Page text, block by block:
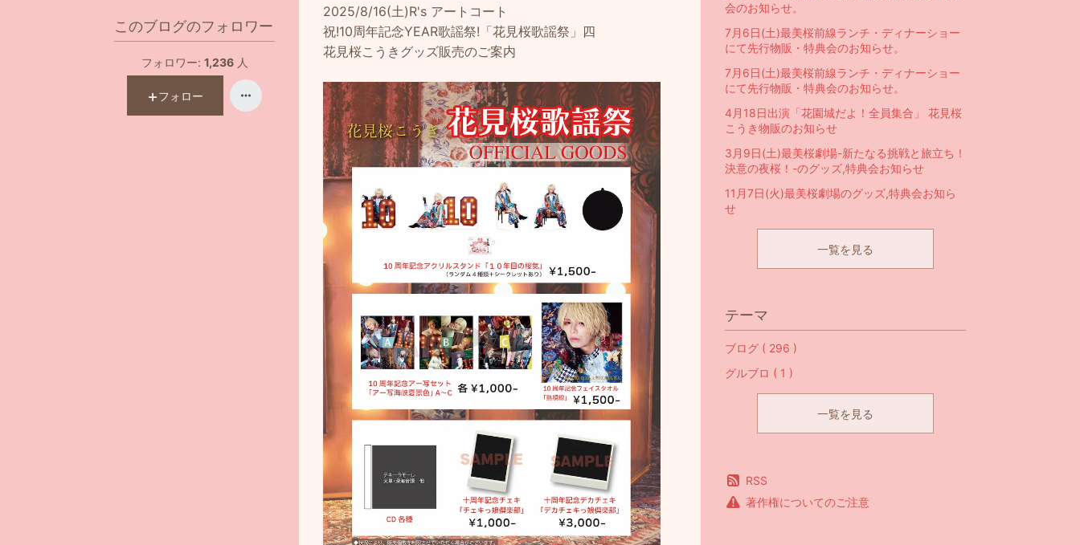
2025/8/16(土)R's アートコート
祝!10周年記念YEAR歌謡祭!「花見桜歌謡祭」四
花見桜こうきグッズ販売のご案内
会のお知らせ。
7月6日(土)最美桜前線ランチ・ディナーショー
にて先行物販・特典会のお知らせ。
7月6日(土)最美桜前線ランチ・ディナーショー
にて先行物販・特典会のお知らせ。
4月18日出演「花園城だよ！全員集合」 花見桜
こうき物販のお知らせ
3月9日(土)最美桜劇場-新たなる挑戦と旅立ち！
決意の夜桜！-のグッズ,特典会お知らせ
11月7日(火)最美桜劇場のグッズ,特典会お知ら
せ
一覧を見る
テーマ
ブログ ( 296 )
グルブロ ( 1 )
一覧を見る
RSS
著作権についてのご注意
このブログのフォロワー
フォロワー: 1,236 人
フォロー